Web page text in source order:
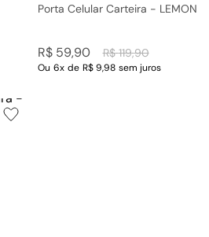
Porta Celular Carteira - LEMON
R$ 119,90
R$ 59,90
Ou 6x de R$ 9,98 sem juros